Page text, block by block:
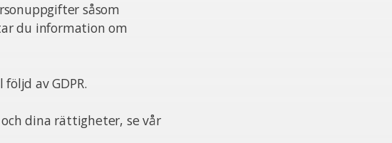
såsom
du information om
av GDPR.
dina rättigheter, se vår